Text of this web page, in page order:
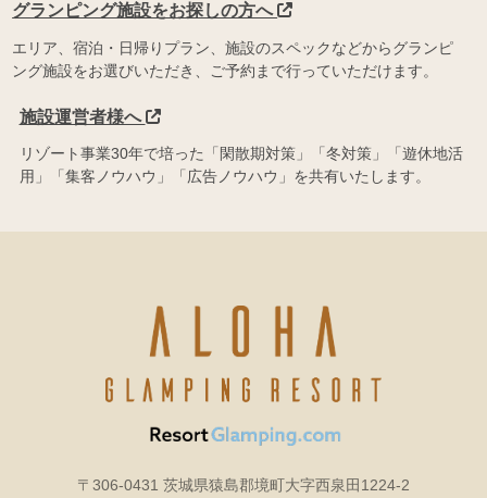
グランピング施設をお探しの方へ
エリア、宿泊・日帰りプラン、施設のスペックなどからグランピ
ング施設をお選びいただき、ご予約まで行っていただけます。
施設運営者様へ
リゾート事業30年で培った「閑散期対策」「冬対策」「遊休地活
用」「集客ノウハウ」「広告ノウハウ」を共有いたします。
〒306-0431 茨城県猿島郡境町大字西泉田1224-2